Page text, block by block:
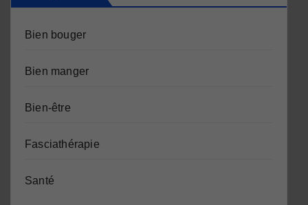
Bien bouger
Bien manger
Bien-être
Fasciathérapie
Santé